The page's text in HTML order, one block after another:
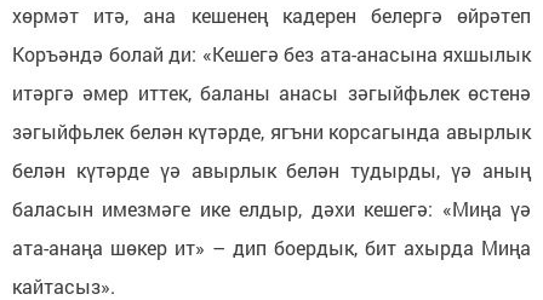
хөрмәт итә, ана кешенең кадерен белергә өйрәтеп
Коръәндә болай ди: «Кешегә без ата-анасына яхшылык
итәргә әмер иттек, баланы анасы зәгыйфьлек өстенә
зәгыйфьлек белән күтәрде, ягъни корсагында авырлык
белән күтәрде үә авырлык белән тудырды, үә аның
баласын имезмәге ике елдыр, дәхи кешегә: «Миңа үә
ата-анаңа шөкер ит» – дип боердык, бит ахырда Миңа
кайтасыз».